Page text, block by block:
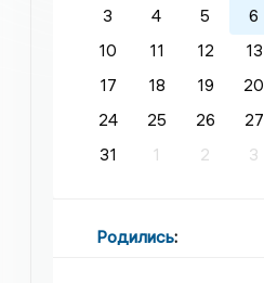
3
4 5 6
10
11 12 13
17
18 19 20
24
25 26 27
31
1 2 3
Родились: